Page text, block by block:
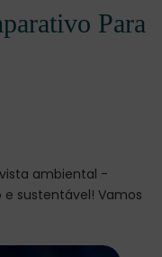
Para
ambiental -
sustentável! Vamos